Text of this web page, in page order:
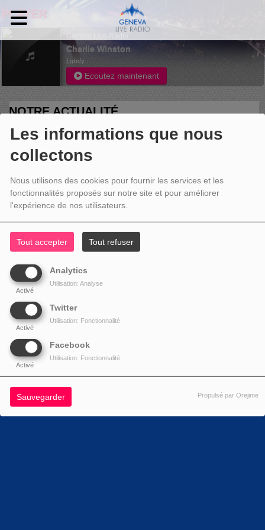
Les informations que nous
collectons
Nous utilisons des cookies pour fournir les services et les
fonctionnalités proposés sur notre site et pour améliorer
l'expérience de nos utilisateurs.
Tout accepter Tout refuser
Analytics
Activé
Utilisation: Analyse
Twitter
Activé
Utilisation: Fonctionnalité
Facebook
Activé
Utilisation: Fonctionnalité
Sauvegarder Propulsé par Orejime
PLAYER
Charlie Winston
Lately
Ecoutez maintenant
NOTRE ACTUALITÉ